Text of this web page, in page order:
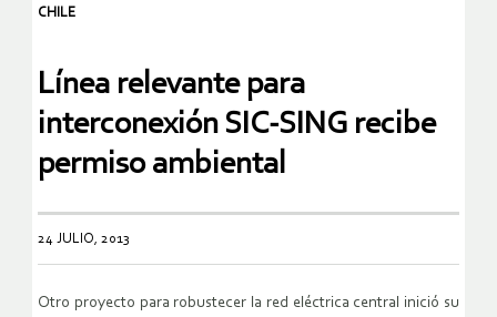
CHILE
Línea relevante para
interconexión SIC-SING recibe
permiso ambiental
24 JULIO, 2013
Otro proyecto para robustecer la red eléctrica central inició su